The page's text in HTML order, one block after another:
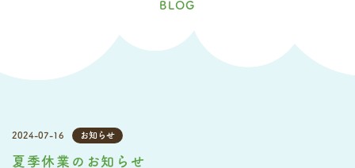
BLOG
2024-07-16 お知らせ
夏季休業のお知らせ